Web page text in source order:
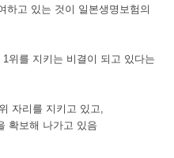
고 있는 것이 일본생명보험의
위를 지키는 비결이 되고 있다는
자리를 지키고 있고,
확보해 나가고 있음